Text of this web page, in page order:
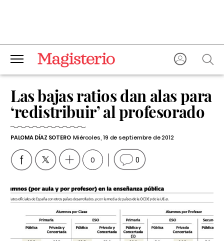
Las bajas ratios dan alas para
‘redistribuir’ al profesorado
PALOMA DÍAZ SOTERO Miércoles, 19 de septiembre de 2012
0 0